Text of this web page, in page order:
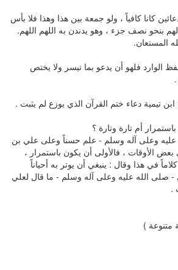
كانا كافياً ، ولو جمعة بين هذا وهذا فلا بأس
بنحو نصف جزء ، وهو يدندن به اللهم اللهم.
المستعان.
الوارد فلهو أن يدعو بما تيسر ولا يختص
تيمية دعاء ختم القرآن الذي يوزع لم يثبت .
أم تارة وتارة ؟
عليه وعلى آله وسلم - علم حسناً وعلى علي بن
الأوقات ، فالأولى أن يكون باستمرار ،
في هذا وقال : ينبغي أن يوتر به أحياناً
- صلى الله عليه وعلى آله وسلم - ما قال لعلي
.
)